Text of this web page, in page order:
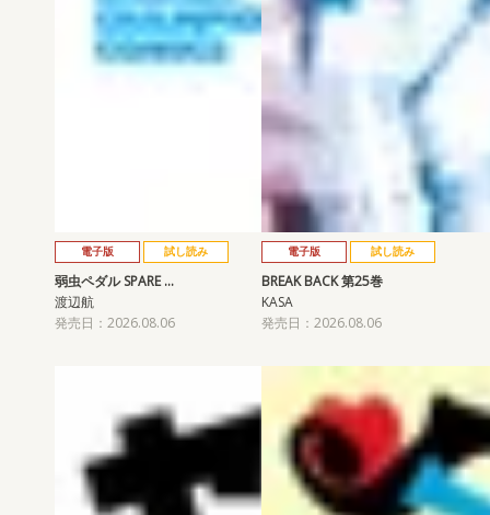
電子版 試し読み
弱虫ペダル SPARE …
渡辺航
発売日：2026.08.06
電子版 試し読み
BREAK BACK 第25巻
KASA
発売日：2026.08.06